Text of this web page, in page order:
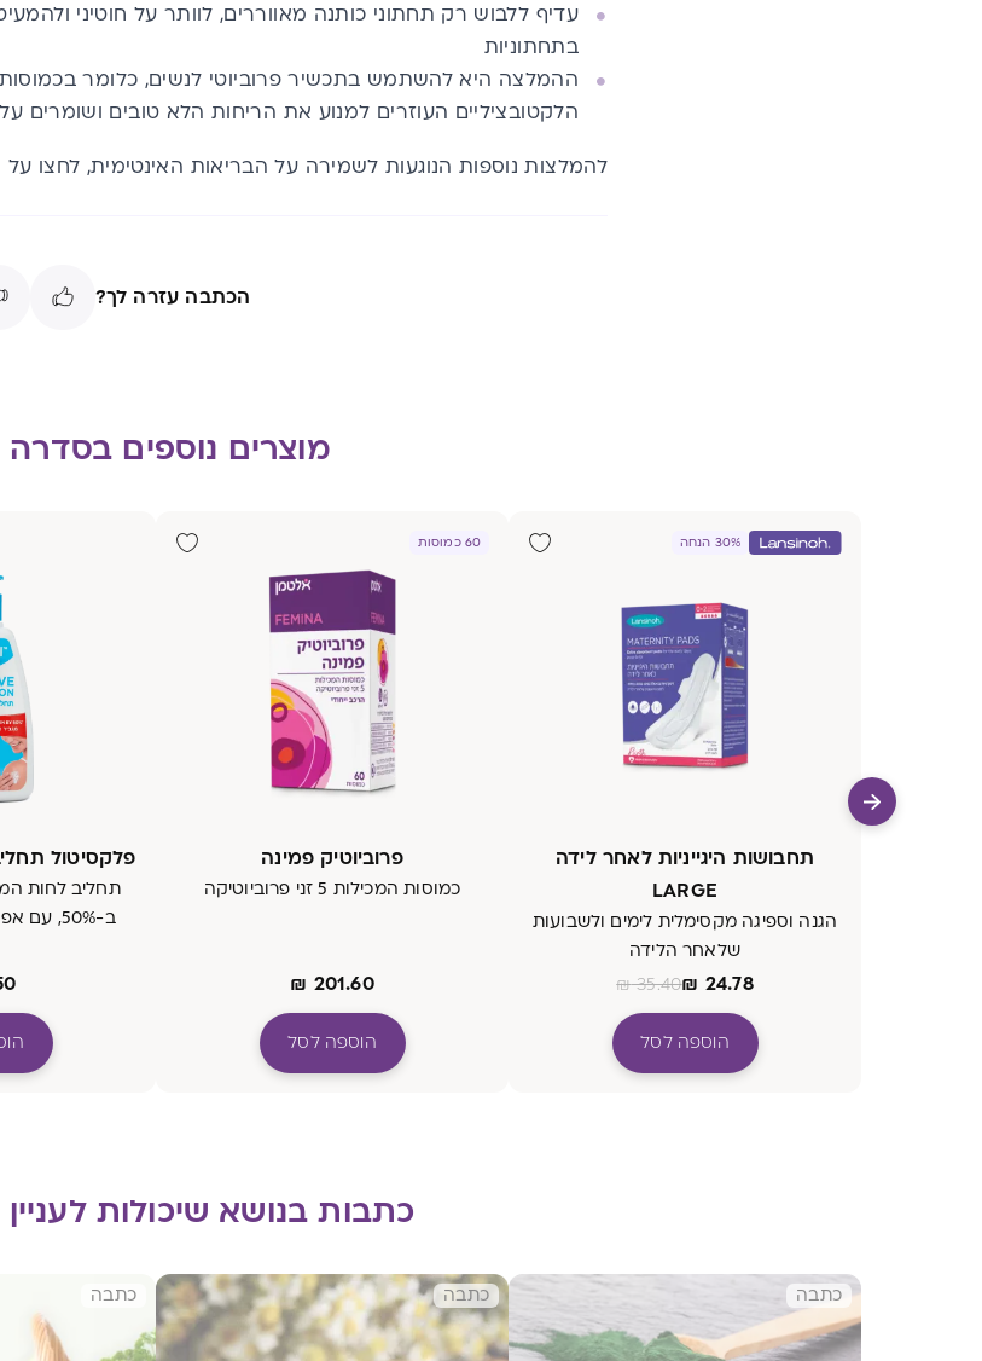
עדיף ללבוש רק תחתוני כותנה מאווררים, לוותר על חוטיני
בתחתוניות
ההמלצה היא להשתמש בתכשיר פרוביוטי לנשים, כלומר
הלקטובציליים העוזרים למנוע את הריחות הלא טובים ושומרים
להמלצות נוספות הנוגעות לשמירה על הבריאות האינטימית, לחצו על
הכתבה עזרה לך?
מוצרים נוספים בסדרה
30% הנחה
תחבושות היגייניות לאחר לידה
LARGE
הגנה וספיגה מקסימלית לימים ולשבועות
שלאחר הלידה
₪ 24.78
₪35.40
הוספה לסל
60 כמוסות
פרוביוטיק פמינה
כמוסות המכילות 5 זני פרוביוטיקה
₪ 201.60
הוספה לסל
פלקסיטול
תחליב לחות
כתבות בנושא שיכולות
כתבה כתבה כתבה